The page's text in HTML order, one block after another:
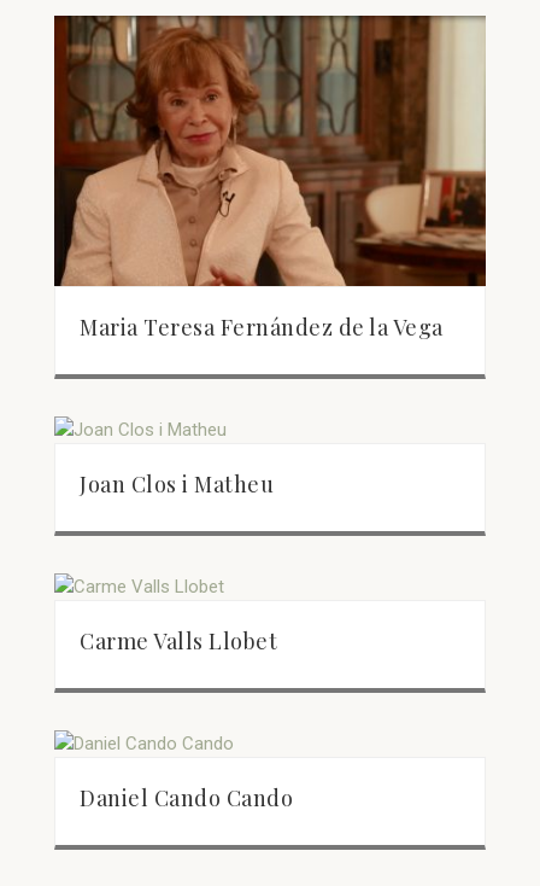
Maria Teresa Fernández de la Vega
Joan Clos i Matheu
Carme Valls Llobet
Daniel Cando Cando